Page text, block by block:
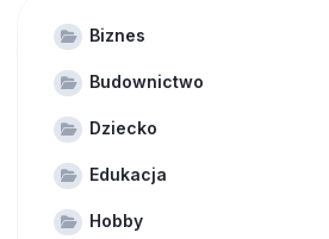
Biznes
Budownictwo
Dziecko
Edukacja
Hobby